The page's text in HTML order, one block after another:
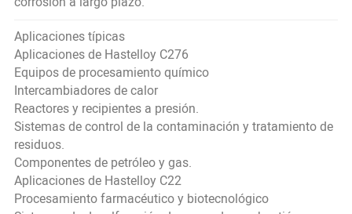
Aplicaciones típicas
Aplicaciones de Hastelloy C276
Equipos de procesamiento químico
Intercambiadores de calor
Reactores y recipientes a presión.
Sistemas de control de la contaminación y tratamiento de
residuos.
Componentes de petróleo y gas.
Aplicaciones de Hastelloy C22
Procesamiento farmacéutico y biotecnológico